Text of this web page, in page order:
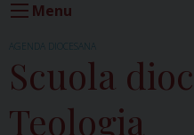
Menu
AGENDA DIOCESANA
Scuola
Teologia